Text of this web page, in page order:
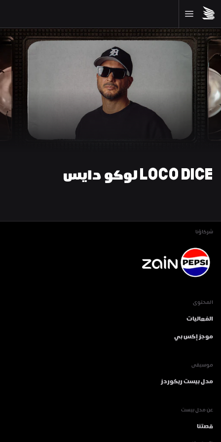
LOCO DICE لوكو دايس
شركاؤنا
المحتوى
الفعاليات
موجز إكس بي
موسيقى
مدل بيست ريكوردز
عن مدل بيست
قصتنا